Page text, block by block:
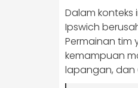
Dalam konteks
Ipswich
Permainan tim
kemampuan
lapangan, dan